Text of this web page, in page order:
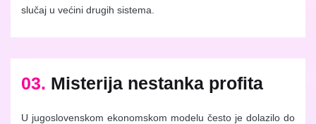
slučaj u većini drugih sistema.
03. Misterija nestanka profita
U jugoslovenskom ekonomskom modelu često je dolazilo do